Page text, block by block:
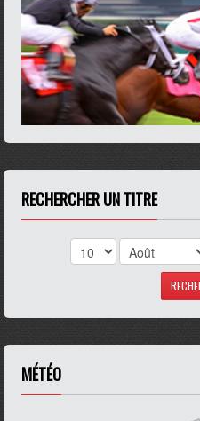
RECHERCHER UN TITRE
MÉTÉO